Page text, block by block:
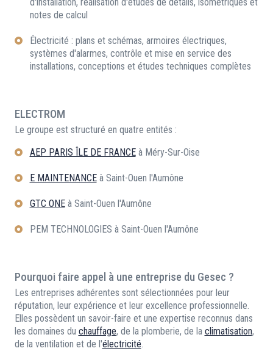
notes de calcul
Électricité : plans et schémas, armoires électriques,
systèmes d'alarmes, contrôle et mise en service des
installations, conceptions et études techniques complètes
ELECTROM
Le groupe est structuré en quatre entités :
AEP PARIS ÎLE DE FRANCEà Méry-Sur-Oise
E MAINTENANCEà Saint-Ouen l'Aumône
GTC ONEà Saint-Ouen l'Aumône
PEM TECHNOLOGIES à Saint-Ouen l'Aumône
Pourquoi faire appel à une entreprise du Gesec ?
Les entreprises adhérentes sont sélectionnées pour leur
réputation, leur expérience et leur excellence professionnelle.
Elles possèdent un savoir-faire et une expertise reconnus dans
les domaines du chauffage, de la plomberie, de la climatisation,
de la ventilation et de l'électricité.